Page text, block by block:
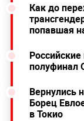
Как до
попавшая
полуфинал
Вернулись
Борец
в Токио